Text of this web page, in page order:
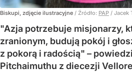
Biskupi, zdjęcie ilustracyjne / Źródło: PAP / Jacek
"Azja potrzebuje misjonarzy,
zranionym, budują pokój i
z pokorą i radością" –
Pitchaimuthu z diecezji